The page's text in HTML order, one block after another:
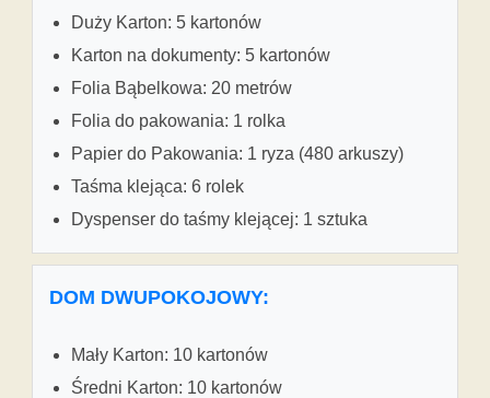
Duży Karton: 5 kartonów
Karton na dokumenty: 5 kartonów
Folia Bąbelkowa: 20 metrów
Folia do pakowania: 1 rolka
Papier do Pakowania: 1 ryza (480 arkuszy)
Taśma klejąca: 6 rolek
Dyspenser do taśmy klejącej: 1 sztuka
DOM DWUPOKOJOWY:
Mały Karton: 10 kartonów
Średni Karton: 10 kartonów